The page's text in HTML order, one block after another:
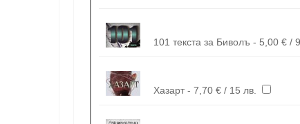
101 текста за
Хазарт - 7,70 € / 15 лв.